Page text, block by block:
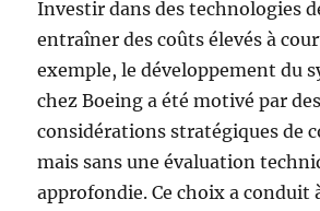
Investir dans des technologies
entraîner des coûts élevés à
exemple, le développement du
chez Boeing a été motivé par des
considérations stratégiques de
mais sans une évaluation
approfondie. Ce choix a conduit